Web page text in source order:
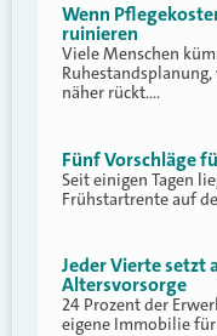
Wenn
ruinieren
Viele Menschen
näher rückt.…
Fünf Vorschläge
Seit einigen Tagen
Frühstartrente auf
Jeder Vierte setzt
Altersvorsorge
24 Prozent der
eigene Immobilie